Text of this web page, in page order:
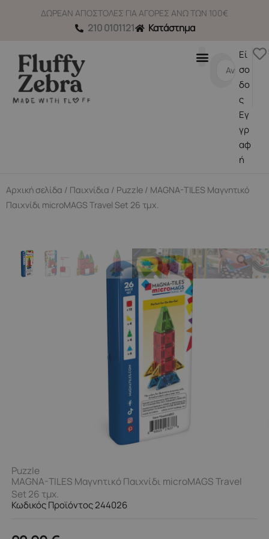
ΔΩΡΕΑΝ ΑΠΟΣΤΟΛΕΣ ΓΙΑ ΑΓΟΡΕΣ ΑΝΩ ΤΩΝ 100€
210 0101121 Κατάστημα
Search
Εί
σο
δο
ς
Εγ
γρ
αφ
ή
Αρχική σελίδα / Παιχνίδια / Puzzle / MAGNA-TILES Μαγνητικό
Παιχνίδι microMAGS Travel Set 26 τμχ.
Puzzle
MAGNA-TILES Μαγνητικό Παιχνίδι microMAGS Travel
Set 26 τμχ.
Κωδικός Προϊόντος 244026